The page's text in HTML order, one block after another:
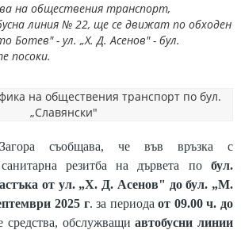
на обществения транспорт,
линия № 22, ще се движат по обходен
Ботев" - ул. „Х. Д. Асенов" - бул.
посоки.
съобщава, че във връзка с
резитба на дървета по бул.
от ул. „Х. Д. Асенов" до бул. „М.
2025 г. за периодаот 09.00 ч. до
средства, обслужващиавтобусни линии